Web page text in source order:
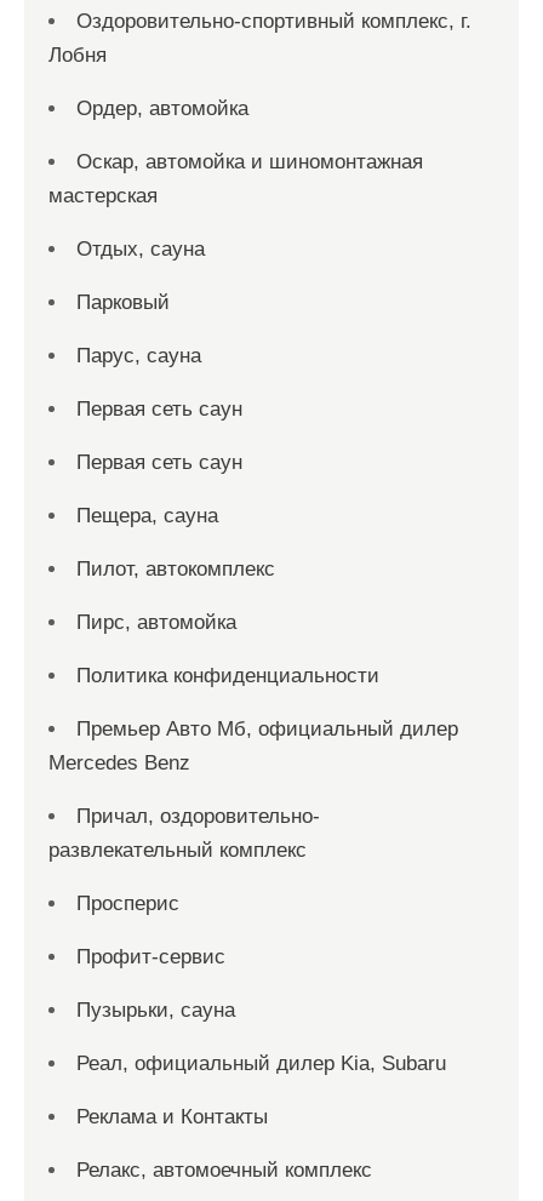
Оздоровительно-спортивный комплекс, г.
Лобня
Ордер, автомойка
Оскар, автомойка и шиномонтажная
мастерская
Отдых, сауна
Парковый
Парус, сауна
Первая сеть саун
Первая сеть саун
Пещера, сауна
Пилот, автокомплекс
Пирс, автомойка
Политика конфиденциальности
Премьер Авто Мб, официальный дилер
Mercedes Benz
Причал, оздоровительно-
развлекательный комплекс
Просперис
Профит-сервис
Пузырьки, сауна
Реал, официальный дилер Kia, Subaru
Реклама и Контакты
Релакс, автомоечный комплекс